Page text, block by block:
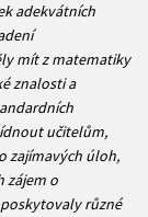
adekvátních
mít z matematiky
znalosti a
učitelům,
zajímavých úloh,
zájem o
různé